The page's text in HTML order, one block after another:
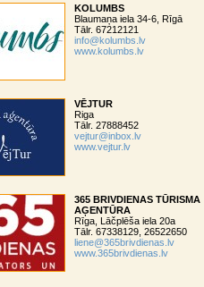
KOLUMBS
Blaumaņa iela 34-6, Rīgā
Tālr. 67212121
info@kolumbs.lv
www.kolumbs.lv
VĒJTUR
Riga
Tālr. 27888452
vejtur@inbox.lv
www.vejtur.lv
365 BRIVDIENAS TŪRISMA
AĢENTŪRA
Rīga, Lāčplēša iela 20a
Tālr. 67338129, 26522650
liene@365brivdienas.lv
www.365brivdienas.lv